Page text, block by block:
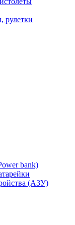
рулетки
bank)
(АЗУ)